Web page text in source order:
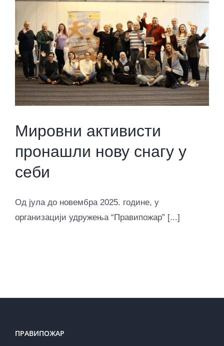
Мировни активисти
пронашли нову снагу у
себи
Од јула до новембра 2025. године, у
организацији удружења “Правипожар” [...]
ПРАВИПОЖАР